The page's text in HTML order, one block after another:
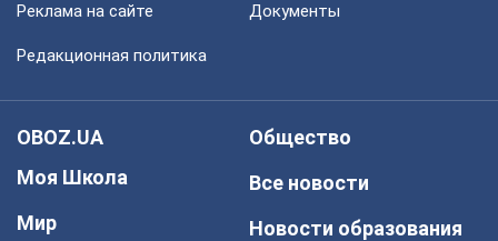
Реклама на сайте Документы
Редакционная политика
OBOZ.UA
Моя Школа
Мир
Общество
Все новости
Новости образования